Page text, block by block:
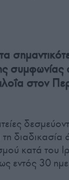
στον
διαδικασία
κατά του
εντός 30